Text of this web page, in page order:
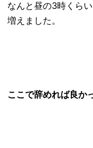
なんと昼の3時くら
増えました。
ここで辞めれば良か